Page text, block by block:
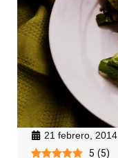
21 febrero, 2014
5 (5)